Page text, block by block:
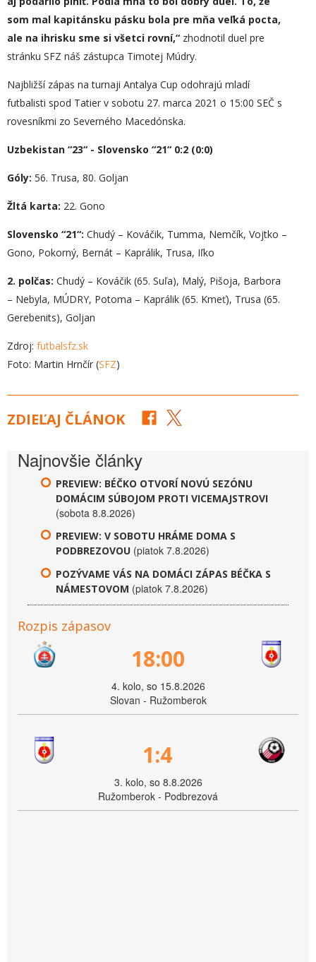
som mal kapitánsku pásku bola pre mňa veľká pocta,
ale na ihrisku sme si všetci rovní,“ zhodnotil duel pre
stránku SFZ náš zástupca Timotej Múdry.
Najbližší zápas na turnaji Antalya Cup odohrajú mladí
futbalisti spod Tatier v sobotu 27. marca 2021 o 15:00 SEČ s
rovesníkmi zo Severného Macedónska.
Uzbekistan “23“ - Slovensko “21“ 0:2 (0:0)
Góly: 56. Trusa, 80. Goljan
Žltá karta: 22. Gono
Slovensko “21“: Chudý – Kováčik, Tumma, Nemčík, Vojtko –
Gono, Pokorný, Bernát – Kaprálik, Trusa, Iľko
2. polčas: Chudý – Kováčik (65. Suľa), Malý, Pišoja, Barbora
– Nebyla, MÚDRY, Potoma – Kaprálik (65. Kmeť), Trusa (65.
Gerebenits), Goljan
Zdroj: futbalsfz.sk
Foto: Martin Hrnčír (SFZ)
ZDIEĽAJ ČLÁNOK
Najnovšie články
PREVIEW: BÉČKO OTVORÍ NOVÚ SEZÓNU
DOMÁCIM SÚBOJOM PROTI VICEMAJSTROVI
(sobota 8.8.2026)
PREVIEW: V SOBOTU HRÁME DOMA S
PODBREZOVOU (piatok 7.8.2026)
POZÝVAME VÁS NA DOMÁCI ZÁPAS BÉČKA S
NÁMESTOVOM (piatok 7.8.2026)
Rozpis zápasov
18:00
4. kolo, so 15.8.2026
Slovan - Ružomberok
1:4
3. kolo, so 8.8.2026
Ružomberok - Podbrezová